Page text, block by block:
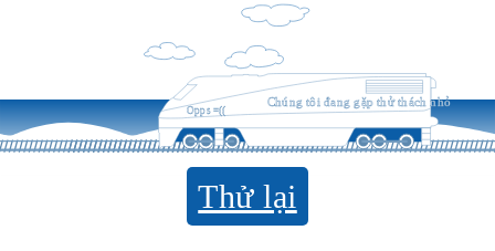
Opps =((
Chúng tôi đang gặp thử thách nhỏ
Thử lại